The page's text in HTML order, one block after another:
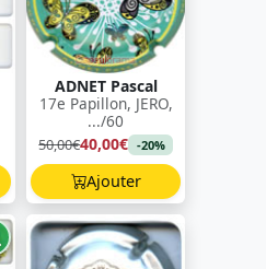
ADNET Pascal
17e Papillon, JERO,
.../60
50,00€40,00€ -20%
Ajouter